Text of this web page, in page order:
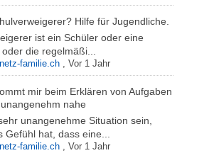
Hilfe für Jugendliche.
ist ein Schüler oder eine
die regelmäßi...
familie.ch, Vor 1 Jahr
mir beim Erklären von Aufgaben
nahe
unangenehme Situation sein,
Gefühl hat, dass eine...
familie.ch, Vor 1 Jahr